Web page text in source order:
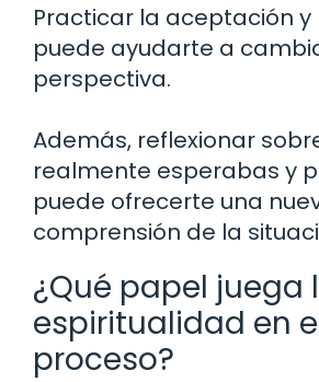
Practicar la aceptación
puede ayudarte a
perspectiva.
Además, reflexionar
realmente esperabas y
puede ofrecerte una
comprensión de la
¿Qué papel juega
espiritualidad en
proceso?